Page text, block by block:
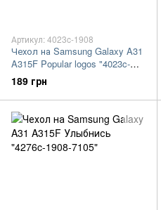
Артикул: 4023c-1908
Чехол на Samsung Galaxy A31
A315F Popular logos "4023c-
1908-7105"
189 грн